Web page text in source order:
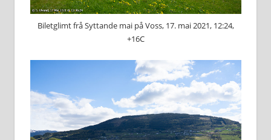
Biletglimt frå Syttande mai på Voss, 17. mai 2021, 12:24,
+16C